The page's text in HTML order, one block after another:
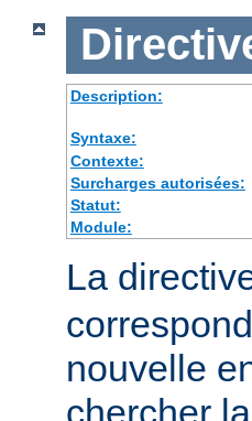
Description:
Syntaxe:
Contexte:
Surcharges autorisées:
Statut:
Module:
La
nouvelle
chercher